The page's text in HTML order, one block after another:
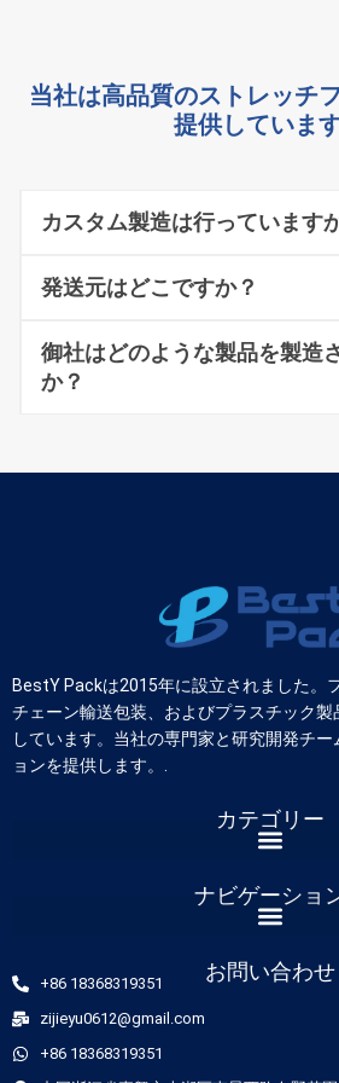
当社は高品質のストレッチ
提供しています
カスタム製造は行っています
発送元はどこですか？
御社はどのような製品を製造
か？
BestY Packは2015年に設立されました。
チェーン輸送包装、およびプラスチック
しています。当社の専門家と研究開発チ
ョンを提供します。.
カテゴリー
ナビゲーショ
お問い合わせ
+86 18368319351
zijieyu0612@gmail.com
+86 18368319351